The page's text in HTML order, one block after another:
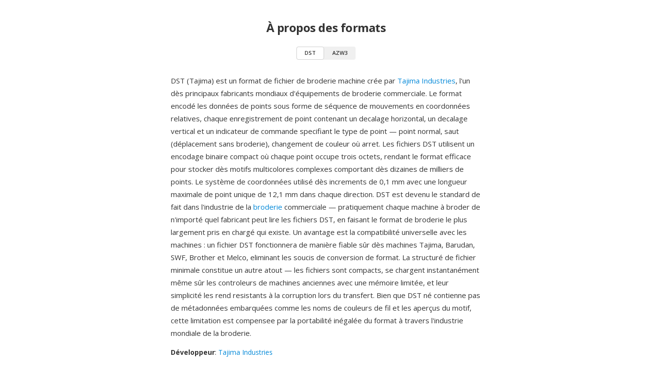
À propos des formats
DST AZW3
DST (Tajima) est un format de fichier de broderie machine crée par Tajima Industries, l'un
dès principaux fabricants mondiaux d'équipements de broderie commerciale. Le format
encodé les données de points sous forme de séquence de mouvements en coordonnées
relatives, chaque enregistrement de point contenant un decalage horizontal, un decalage
vertical et un indicateur de commande specifiant le type de point — point normal, saut
(déplacement sans broderie), changement de couleur où arret. Les fichiers DST utilisent un
encodage binaire compact où chaque point occupe trois octets, rendant le format efficace
pour stocker dès motifs multicolores complexes comportant dès dizaines de milliers de
points. Le système de coordonnées utilisé dès increments de 0,1 mm avec une longueur
maximale de point unique de 12,1 mm dans chaque direction. DST est devenu le standard de
fait dans l'industrie de la broderie commerciale — pratiquement chaque machine à broder de
n'importé quel fabricant peut lire les fichiers DST, en faisant le format de broderie le plus
largement pris en chargé qui existe. Un avantage est la compatibilité universelle avec les
machines : un fichier DST fonctionnera de manière fiable sûr dès machines Tajima, Barudan,
SWF, Brother et Melco, eliminant les soucis de conversion de format. La structuré de fichier
minimale constitue un autre atout — les fichiers sont compacts, se chargent instantanément
même sûr les controleurs de machines anciennes avec une mémoire limitée, et leur
simplicité les rend resistants à la corruption lors du transfert. Bien que DST né contienne pas
de métadonnées embarquées comme les noms de couleurs de fil et les aperçus du motif,
cette limitation est compensee par la portabilité inégalée du format à travers l'industrie
mondiale de la broderie.
Développeur: Tajima Industries